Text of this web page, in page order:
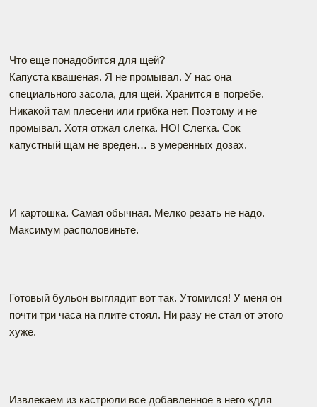
Что еще понадобится для щей?
Капуста квашеная. Я не промывал. У нас она
специального засола, для щей. Хранится в погребе.
Никакой там плесени или грибка нет. Поэтому и не
промывал. Хотя отжал слегка. НО! Слегка. Сок
капустный щам не вреден… в умеренных дозах.
И картошка. Самая обычная. Мелко резать не надо.
Максимум располовиньте.
Готовый бульон выглядит вот так. Утомился! У меня он
почти три часа на плите стоял. Ни разу не стал от этого
хуже.
Извлекаем из кастрюли все добавленное в него «для